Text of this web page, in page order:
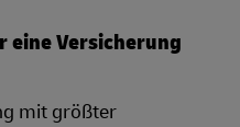
eine Versicherung
mit größter